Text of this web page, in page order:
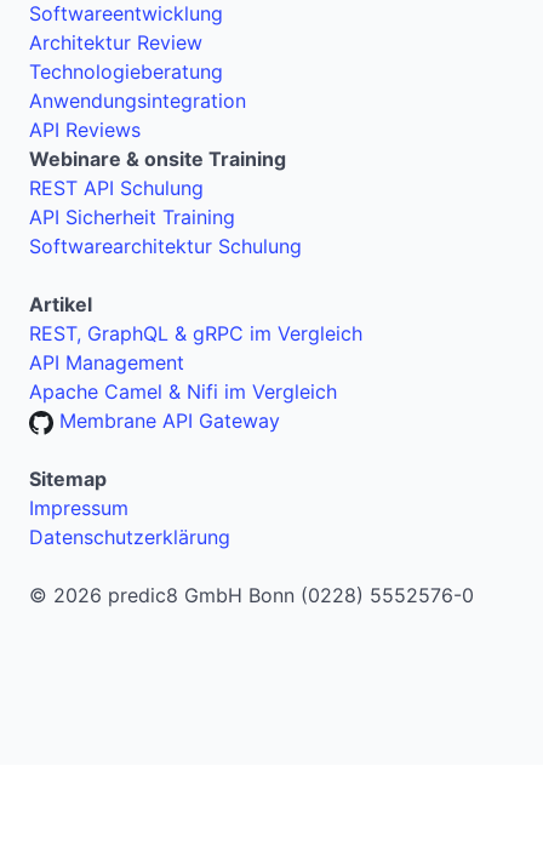
Softwareentwicklung
Architektur Review
Technologieberatung
Anwendungsintegration
API Reviews
Webinare & onsite Training
REST API Schulung
API Sicherheit Training
Softwarearchitektur Schulung
Artikel
REST, GraphQL & gRPC im Vergleich
API Management
Apache Camel & Nifi im Vergleich
Membrane API Gateway
Sitemap
Impressum
Datenschutzerklärung
© 2026 predic8 GmbH Bonn (0228) 5552576-0